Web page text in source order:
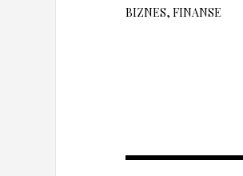
BIZNES, FINANSE